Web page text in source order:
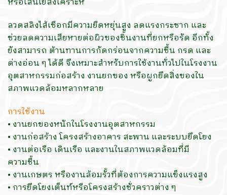
ลวดสลิงไส้เชือกมีความยืดหยุ่นสูง ลดแรงกระชาก และ
ช่วยลดความเสียหายต่อผิวของชิ้นงานที่ยกหรือรัด อีกทั้ง
ยังสามารถ ต้านทานการกัดกร่อนจากความชื้น กรด และ
ด่างอ่อน ๆ ได้ดี จึงเหมาะสำหรับการใช้งานทั่วไปในโรงงาน
อุตสาหกรรมก่อสร้าง งานยกของ หรือผูกยึดสิ่งของใน
สภาพแวดล้อมหลากหลาย
การใช้งาน
• งานยกของหนักในโรงงานอุตสาหกรรม
• งานก่อสร้าง โครงสร้างอาคาร สะพาน และระบบยึดโยง
• งานต่อเรือ เดินเรือ และงานในสภาพแวดล้อมที่มี
ความชื้น
• งานเกษตร หรืองานล้อมรั้วที่ต้องการความแข็งแรงสูง
• การยึดโยงเต็นท์หรือโครงสร้างชั่วคราวต่าง ๆ